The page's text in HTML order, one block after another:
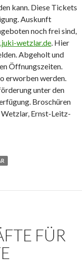
kann. Diese Tickets
Auskunft
noch frei sind,
wetzlar.de. Hier
Abgeholt und
Öffnungszeiten.
erworben werden.
unter den
Broschüren
Wetzlar, Ernst-Leitz-
FÜR